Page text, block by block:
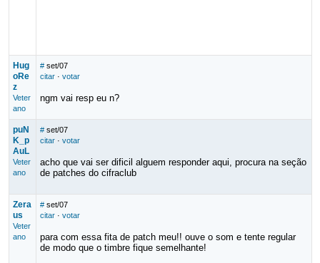
Hug
oRe
z
Veter
ano
# set/07
citar· votar
ngm vai resp eu n?
puN
K_p
AuL
Veter
ano
# set/07
citar· votar
acho que vai ser dificil alguem responder aqui, procura na seção
de patches do cifraclub
Zera
us
Veter
ano
# set/07
citar· votar
para com essa fita de patch meu!! ouve o som e tente regular
de modo que o timbre fique semelhante!